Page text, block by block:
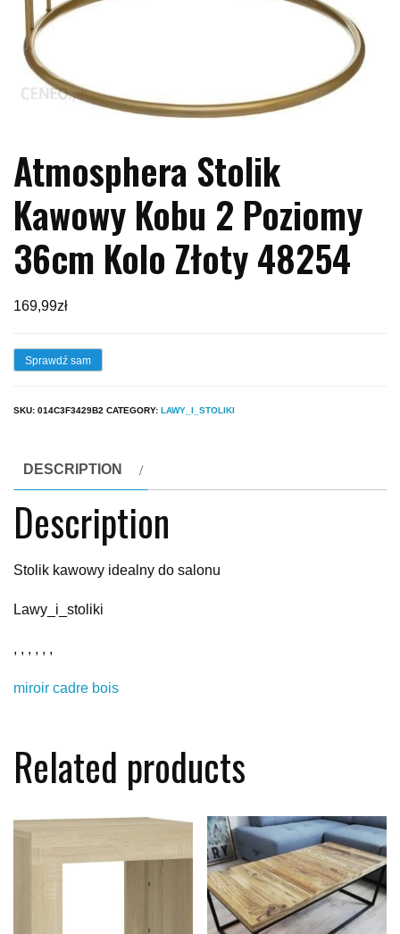
Atmosphera Stolik
Kawowy Kobu 2 Poziomy
36cm Kolo Złoty 48254
169,99zł
Sprawdź sam
SKU: 014C3F3429B2 CATEGORY: LAWY_I_STOLIKI
DESCRIPTION
Description
Stolik kawowy idealny do salonu
Lawy_i_stoliki
, , , , , ,
miroir cadre bois
Related products